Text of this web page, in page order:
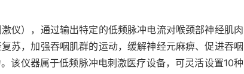
仪），通过输出特定的低频脉冲电流对喉颈部神经肌肉
苏，加强吞咽肌群的运动，缓解神经元麻痹、促进吞咽
该仪器属于低频脉冲电刺激医疗设备，可灵活设置10种